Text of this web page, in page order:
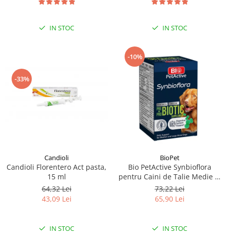
IN STOC IN STOC
-33%
Candioli
Candioli Florentero Act pasta,
15 ml
64,32 Lei
43,09 Lei
IN STOC
-10%
BioPet
Bio PetActive Synbioflora
pentru Caini de Talie Medie si
Mare 60 tablete
73,22 Lei
65,90 Lei
IN STOC